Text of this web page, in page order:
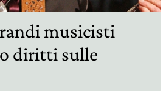
musicisti
diritti sulle